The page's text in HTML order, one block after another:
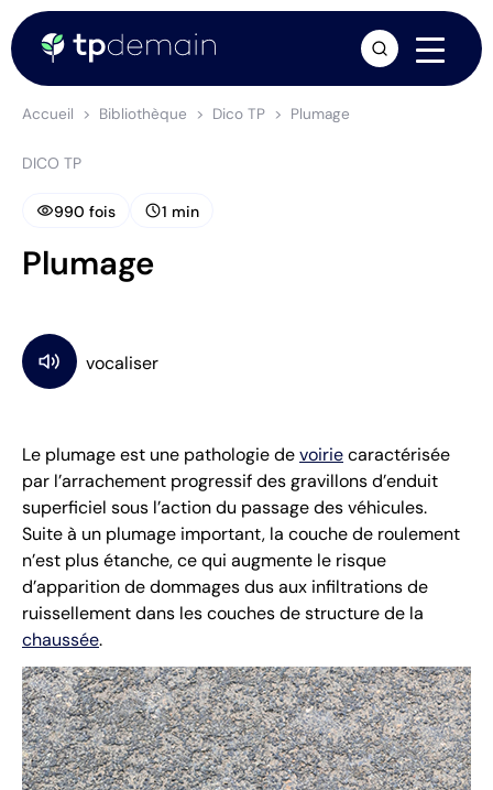
Accueil Bibliothèque Dico TP Plumage
DICO TP
visibility990 fois schedule1 min
Plumage
Le plumage est une pathologie devoiriecaractérisée
par l’arrachement progressif des gravillons d’enduit
superficiel sous l’action du passage des véhicules.
Suite à un plumage important, la couche de roulement
n’est plus étanche, ce qui augmente le risque
d’apparition de dommages dus aux infiltrations de
ruissellement dans les couches de structure de la
chaussée.
arrow_forward